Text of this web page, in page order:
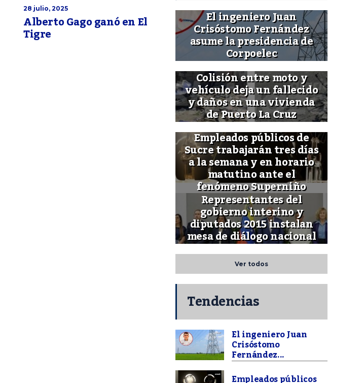
28 julio, 2025
Alberto Gago ganó en El
Tigre
El ingeniero Juan
Crisóstomo Fernández
asume la presidencia de
Corpoelec
Colisión entre moto y
vehículo deja un fallecido
y daños en una vivienda
de Puerto La Cruz
Empleados públicos de
Sucre trabajarán tres días
a la semana y en horario
matutino ante el
fenómeno Superniño
Representantes del
gobierno interino y
diputados 2015 instalan
mesa de diálogo nacional
Ver todos
Tendencias
El ingeniero Juan
Crisóstomo
Fernández...
Empleados públicos